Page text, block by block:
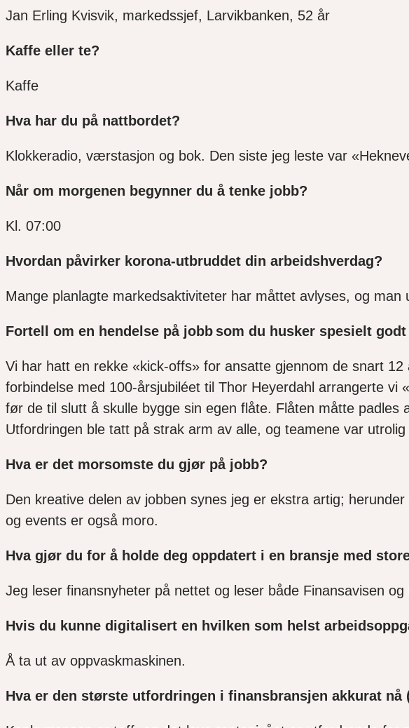
Jan Erling Kvisvik, markedssjef, Larvikbanken, 52 år
Kaffe eller te?
Kaffe
Hva har du på nattbordet?
Klokkeradio, værstasjon og bok. Den siste jeg leste var
Når om morgenen begynner du å tenke jobb?
Kl. 07:00
Hvordan påvirker korona-utbruddet din arbeidshverdag?
Mange planlagte markedsaktiviteter har måttet avlyses, og man
Fortell om en hendelse på jobb som du husker spesielt godt
Vi har hatt en rekke «kick-offs» for ansatte gjennom de snart
forbindelse med 100-årsjubiléet til Thor Heyerdahl arrangerte
før de til slutt å skulle bygge sin egen flåte. Flåten måtte
Utfordringen ble tatt på strak arm av alle, og teamene var
Hva er det morsomste du gjør på jobb?
Den kreative delen av jobben synes jeg er ekstra artig;
og events er også moro.
Hva gjør du for å holde deg oppdatert i en bransje med
Jeg leser finansnyheter på nettet og leser både Finansavisen
Hvis du kunne digitalisert en hvilken som helst
Å ta ut av oppvaskmaskinen.
Hva er den største utfordringen i finansbransjen akkurat nå